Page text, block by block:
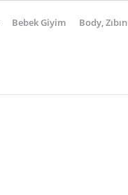
Bebek Giyim Body, Zıbın